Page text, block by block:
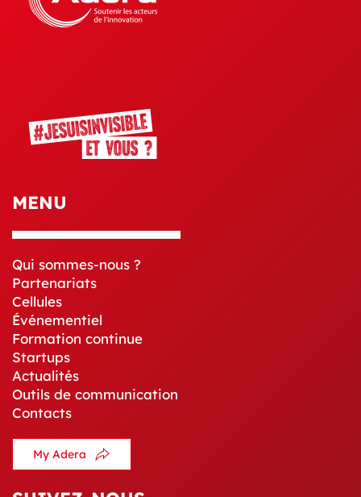
MENU
Qui sommes-nous ?
Partenariats
Cellules
Événementiel
Formation continue
Startups
Actualités
Outils de communication
Contacts
My Adera